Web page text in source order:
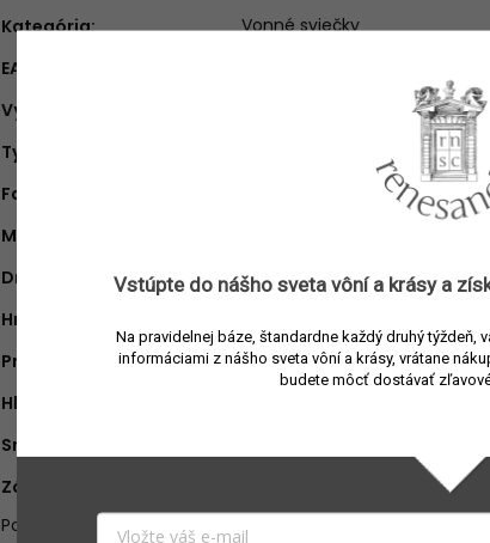
Kategória:
Vonné sviečky
EAN
Výrobca
Typ produktu
Farba
Materiál
Druh vône
Drevitá,Ambrová
Hmotnosť náplne
Približná doba horenia:
300 hod.
Hlava
Srdce
Základ
Tabak, jantár, koža, mach
Položka bola vypredaná…
Vstúpte do nášho sveta vôní a krásy a
Na pravidelnej báze, štandardne každý druhý týždeň,
informáciami z nášho sveta vôní a krásy, vrátane
budete môcť dostávať